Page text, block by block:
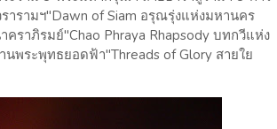
ารามฯ"Dawn of Siam อรุณรุ่งแห่งมหานคร
ราภิรมย์"Chao Phraya Rhapsody บทกวีแห่ง
พระพุทธยอดฟ้า"Threads of Glory สายใย